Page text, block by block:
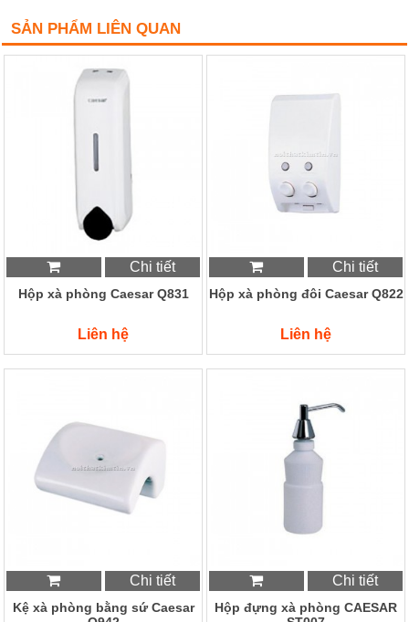
SẢN PHẨM LIÊN QUAN
Chi tiết
Hộp xà phòng Caesar Q831
Liên hệ
Chi tiết
Hộp xà phòng đôi Caesar Q822
Liên hệ
Chi tiết
Kệ xà phòng bằng sứ Caesar
Chi tiết
Hộp đựng xà phòng CAESAR